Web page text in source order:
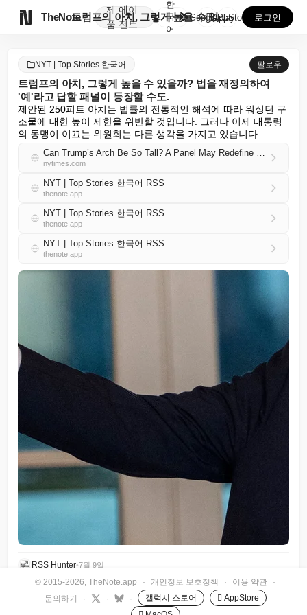
TheNote
제
품
에이
전트
트럼프의 아치, 그렇게 높을 수 있을까? 법을 재정의하...
한
국
어
GooglePlay
AppStore 로그인
NYT | Top Stories 한국어 팔로우
트럼프의 아치, 그렇게 높을 수 있을까? 법을 재정의하여
'예'라고 답할 패널이 등장할 수도.
제안된 250피트 아치는 법률의 전통적인 해석에 따라 워싱턴 구
조물에 대한 높이 제한을 위반할 것입니다. 그러나 이제 대통령
의 동맹이 이끄는 위원회는 다른 생각을 가지고 있습니다.
Can Trump’s Arch Be So Tall? A Panel May Redefine a Law to Get to Yes.
nytimes.com
NYT | Top Stories 한국어 RSS
thenote.app
NYT | Top Stories 한국어 RSS
thenote.app
NYT | Top Stories 한국어 RSS
thenote.app
RSS Hunter•7월 9일
© 2015-2026, TheNote.app · 개인정보 보호정책 · 이용 약관
·
문의하기
· · · 갤럭시 스토어
 AppStore